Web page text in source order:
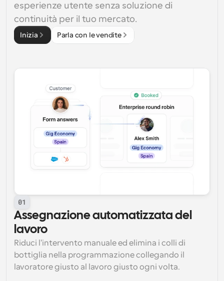
esperienze utente senza soluzione di
continuità per il tuo mercato.
Inizia Parla con le vendite
01
Assegnazione automatizzata del
lavoro
Riduci l'intervento manuale ed elimina i colli di
bottiglia nella programmazione collegando il
lavoratore giusto al lavoro giusto ogni volta.